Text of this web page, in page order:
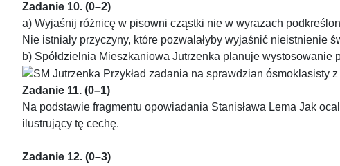
Zadanie 10. (0–2)
a) Wyjaśnij różnicę w pisowni cząstki nie w wyrazach
Nie istniały przyczyny, które pozwalałyby wyjaśnić nieistnienie
b) Spółdzielnia Mieszkaniowa Jutrzenka planuje
Zadanie 11. (0–1)
Na podstawie fragmentu opowiadania Stanisława Lema Jak
ilustrujący tę cechę.
Zadanie 12. (0–3)